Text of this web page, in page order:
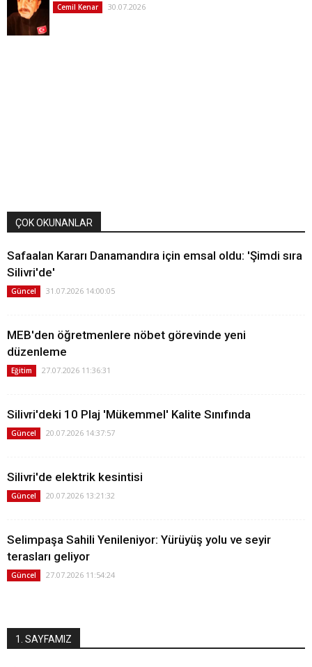
Cemil Kenar 30.07.2026
ÇOK OKUNANLAR
Safaalan Kararı Danamandıra için emsal oldu: 'Şimdi sıra
Silivri'de'
Güncel 31.07.2026 14:00:05
MEB'den öğretmenlere nöbet görevinde yeni
düzenleme
Eğitim 27.07.2026 11:36:31
Silivri'deki 10 Plaj 'Mükemmel' Kalite Sınıfında
Güncel 20.07.2026 14:37:57
Silivri'de elektrik kesintisi
Güncel 20.07.2026 13:21:32
Selimpaşa Sahili Yenileniyor: Yürüyüş yolu ve seyir
terasları geliyor
Güncel 27.07.2026 11:54:24
1. SAYFAMIZ